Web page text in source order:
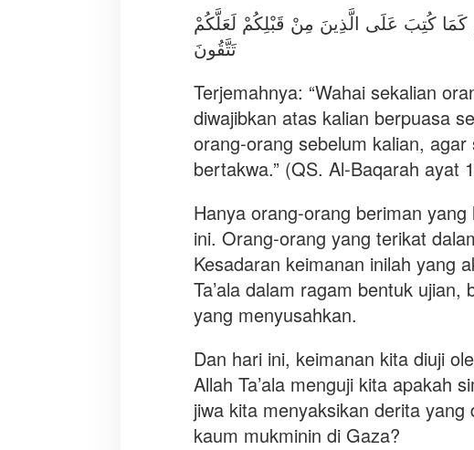
كَمَا كُتِبَ عَلَى الَّذِينَ مِنْ قَبْلِكُمْ لَعَلَّكُمْ
تَتَّقُونَ
Terjemahnya: “Wahai sekalian
diwajibkan atas kalian berpuasa
orang-orang sebelum kalian,
bertakwa.” (QS. Al-Baqarah ayat
Hanya orang-orang beriman
ini. Orang-orang yang terikat
Kesadaran keimanan inilah yang
Ta’ala dalam ragam bentuk
yang menyusahkan.
Dan hari ini, keimanan kita diuji
Allah Ta’ala menguji kita apakah
jiwa kita menyaksikan derita
kaum mukminin di Gaza?